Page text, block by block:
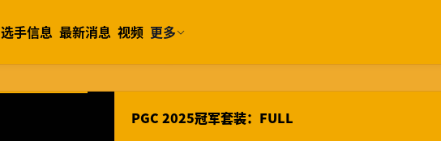
选手信息 最新消息 视频 更多
PGC 2025冠军套装：FULL